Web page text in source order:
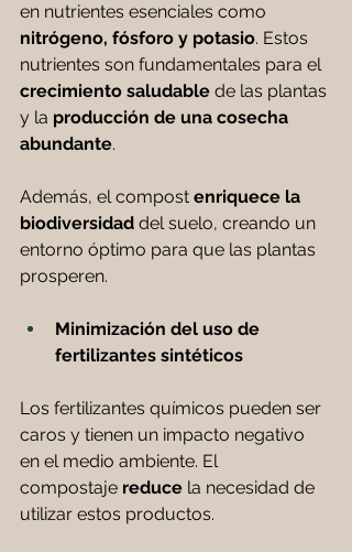
en nutrientes esenciales como
nitrógeno, fósforo y potasio. Estos
nutrientes son fundamentales para el
crecimiento saludable de las plantas
y la producción de una cosecha
abundante.
Además, el compost enriquece la
biodiversidad del suelo, creando un
entorno óptimo para que las plantas
prosperen.
Minimización del uso de
fertilizantes sintéticos
Los fertilizantes químicos pueden ser
caros y tienen un impacto negativo
en el medio ambiente. El
compostaje reduce la necesidad de
utilizar estos productos.